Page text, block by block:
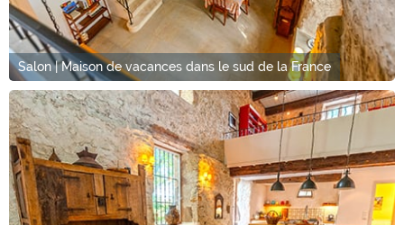
Salon | Maison de vacances dans le sud de la France